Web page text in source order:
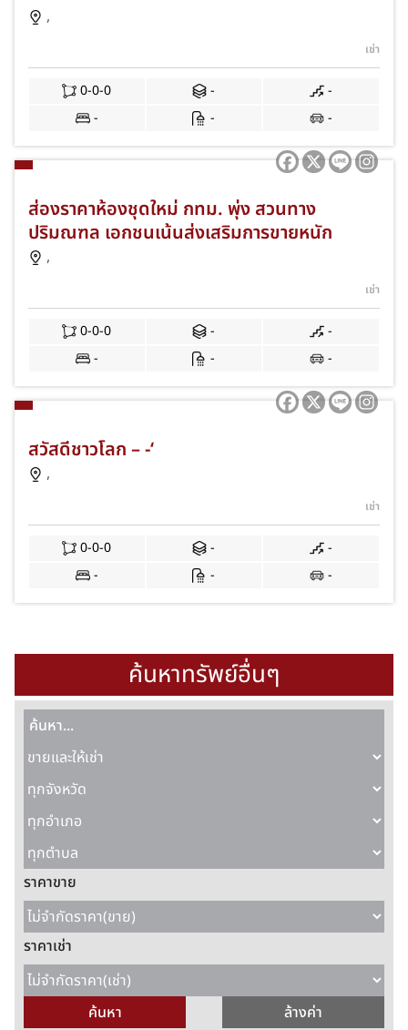
ค้นหาทรัพย์อื่นๆ
ราคาขาย
ราคาเช่า
,
เช่า
0-0-0 -
-
-
- -
ส่องราคาห้องชุดใหม่ กทม. พุ่ง สวนทาง
ปริมณฑล เอกชนเน้นส่งเสริมการขายหนัก
,
เช่า
0-0-0 -
-
-
- -
สวัสดีชาวโลก – -‘
,
เช่า
0-0-0 -
-
-
- -